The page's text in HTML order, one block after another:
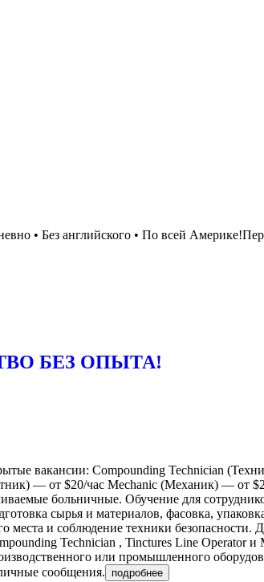
• Без английского • По всей
БЕЗ ОПЫТА!
Compounding Technician (Техник
— от $20/час Mechanic (Механик) — от
больничные. Обучение для
сырья и материалов, фасовка,
места и соблюдение техники
Technician , Tinctures Line Operator
или промышленного
сообщения.
подробнее